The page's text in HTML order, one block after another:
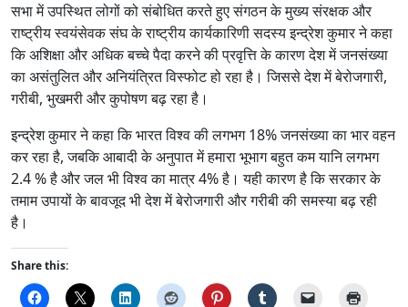
सभा में उपस्थित लोगों को संबोधित करते हुए संगठन के मुख्य संरक्षक और
राष्ट्रीय स्वयंसेवक संघ के राष्ट्रीय कार्यकारिणी सदस्य इन्द्रेश कुमार ने कहा
कि अशिक्षा और अधिक बच्चे पैदा करने की प्रवृत्ति के कारण देश में जनसंख्या
का असंतुलित और अनियंत्रित विस्फोट हो रहा है। जिससे देश में बेरोजगारी,
गरीबी, भुखमरी और कुपोषण बढ़ रहा है।
इन्द्रेश कुमार ने कहा कि भारत विश्व की लगभग 18% जनसंख्या का भार वहन
कर रहा है, जबकि आबादी के अनुपात में हमारा भूभाग बहुत कम यानि लगभग
2.4 % है और जल भी विश्व का मात्र 4% है। यही कारण है कि सरकार के
तमाम उपायों के बावजूद भी देश में बेरोजगारी और गरीबी की समस्या बढ़ रही
है।
Share this: